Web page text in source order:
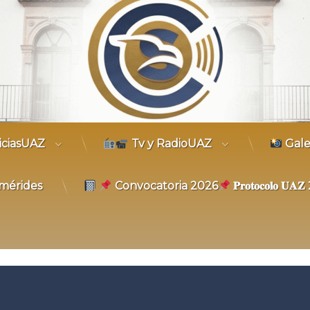
Tv y RadioUAZ
Convocatoria 2026 𝐏𝐫𝐨𝐭𝐨𝐜𝐨𝐥𝐨